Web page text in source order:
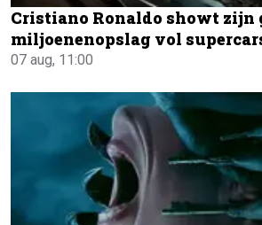
Cristiano Ronaldo showt zijn
miljoenenopslag vol
07 aug, 11:00